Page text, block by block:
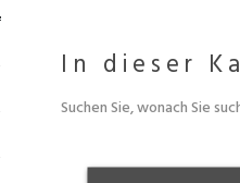
In dieser
Suchen Sie, wonach Sie